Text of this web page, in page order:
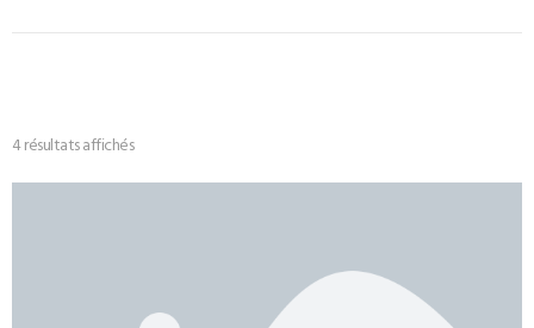
4 résultats affichés